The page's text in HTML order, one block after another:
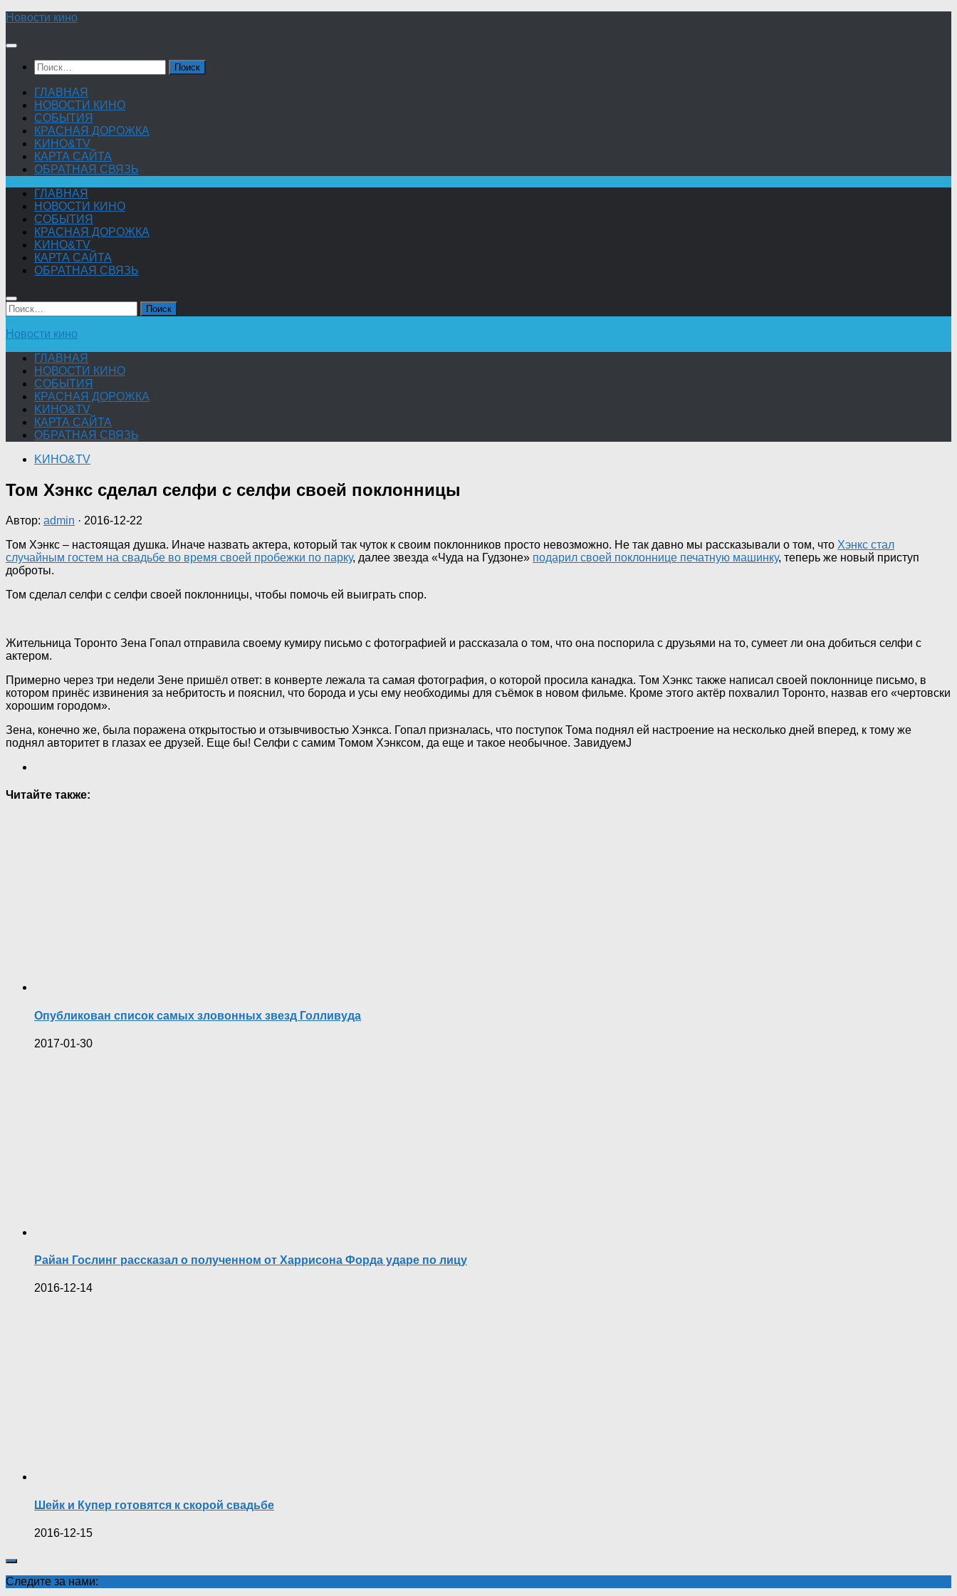
Skip
content
Новости кино
Найти:
ГЛАВНАЯ
НОВОСТИ КИНО
СОБЫТИЯ
КРАСНАЯ ДОРОЖКА
KИНО&TV
КАРТА САЙТА
ОБРАТНАЯ СВЯЗЬ
ГЛАВНАЯ
НОВОСТИ КИНО
СОБЫТИЯ
КРАСНАЯ ДОРОЖКА
KИНО&TV
КАРТА САЙТА
ОБРАТНАЯ СВЯЗЬ
Найти:
Новости кино
ГЛАВНАЯ
НОВОСТИ КИНО
СОБЫТИЯ
КРАСНАЯ ДОРОЖКА
KИНО&TV
КАРТА САЙТА
ОБРАТНАЯ СВЯЗЬ
KИНО&TV
Том Хэнкс сделал селфи с селфи своей поклонницы
Автор: admin · 2016-12-22
Том Хэнкс – настоящая душка. Иначе назвать актера, который так чуток к своим поклонников просто невозможно. Не так давно мы рассказывали о том, что Хэнкс стал
случайным гостем на свадьбе во время своей пробежки по парку, далее звезда «Чуда на Гудзоне» подарил своей поклоннице печатную машинку, теперь же новый приступ
доброты.
Том сделал селфи с селфи своей поклонницы, чтобы помочь ей выиграть спор.
Жительница Торонто Зена Гопал отправила своему кумиру письмо с фотографией и рассказала о том, что она поспорила с друзьями на то, сумеет ли она добиться селфи с
актером.
Примерно через три недели Зене пришёл ответ: в конверте лежала та самая фотография, о которой просила канадка. Том Хэнкс также написал своей поклоннице письмо, в
котором принёс извинения за небритость и пояснил, что борода и усы ему необходимы для съёмок в новом фильме. Кроме этого актёр похвалил Торонто, назвав его «чертовски
хорошим городом».
Зена, конечно же, была поражена открытостью и отзывчивостью Хэнкса. Гопал призналась, что поступок Тома поднял ей настроение на несколько дней вперед, к тому же
поднял авторитет в глазах ее друзей. Еще бы! Селфи с самим Томом Хэнксом, да еще и такое необычное. ЗавидуемJ
Читайте также:
Опубликован список самых зловонных звезд Голливуда
2017-01-30
Райан Гослинг рассказал о полученном от Харрисона Форда ударе по лицу
2016-12-14
Шейк и Купер готовятся к скорой свадьбе
2016-12-15
Следите за нами: